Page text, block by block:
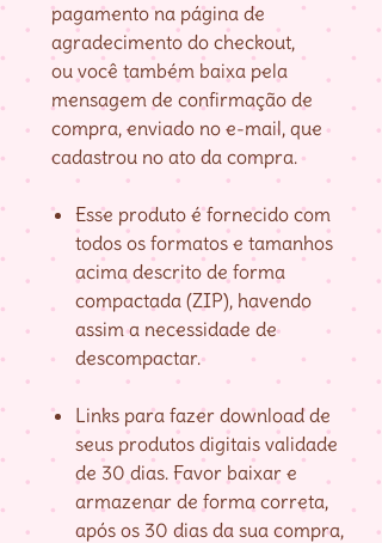
pagamento na página de
agradecimento do checkout,
ou você também baixa pela
mensagem de confirmação de
compra, enviado no e-mail, que
cadastrou no ato da compra.
Esse produto é fornecido com
todos os formatos e tamanhos
acima descrito de forma
compactada (ZIP), havendo
assim a necessidade de
descompactar.
Links para fazer download de
seus produtos digitais validade
de 30 dias. Favor baixar e
armazenar de forma correta,
após os 30 dias da sua compra,